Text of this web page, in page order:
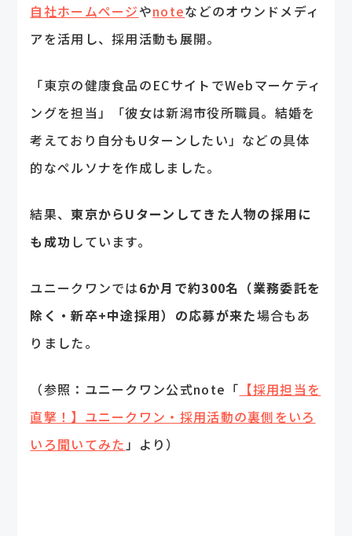
自社ホームページやnoteなどのオウンドメディ
アを活用し、採用活動も展開。
「東京の健康食品のECサイトでWebマーケティ
ングを担当」「彼女は新潟市役所職員。結婚を
考えており自分もUターンしたい」などの具体
的なペルソナを作成しました。
結果、東京からUターンしてきた人物の採用に
も成功 しています。
ユニークワンでは6か月で約300名（業務委託を
除く・新卒+中途採用）の応募が来た場合もあ
りました。
（参照：ユニークワン公式note「 【採用担当を
直撃！】ユニークワン・採用活動の裏側をいろ
いろ聞いてみた」より）